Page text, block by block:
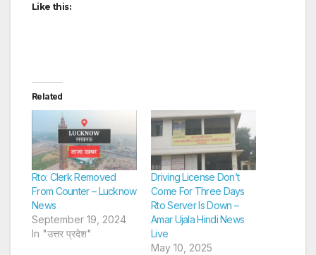
Like this:
Related
Rto: Clerk Removed
From Counter – Lucknow
News
September 19, 2024
In "उत्तर प्रदेश"
Driving License Don’t
Come For Three Days
Rto Server Is Down –
Amar Ujala Hindi News
Live
May 10, 2025